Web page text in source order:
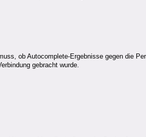
ob Autocomplete-Ergebnisse gegen die
gebracht wurde.